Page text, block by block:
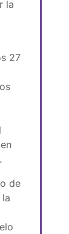
la
27
de